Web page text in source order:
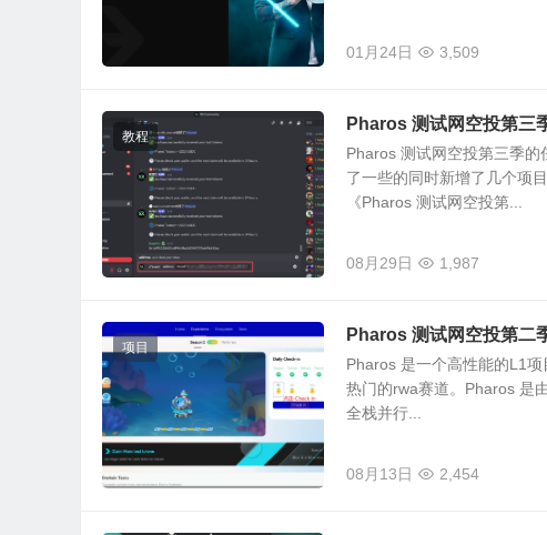
01月24日 3,509
教程
Pharos 测试网空投第三
Pharos 测试网空投第三季
了一些的同时新增了几个项
《Pharos 测试网空投第...
08月29日 1,987
项目
Pharos 测试网空投第二
Pharos 是一个高性能的L1
热门的rwa赛道。Pharos 是
全栈并行...
08月13日 2,454